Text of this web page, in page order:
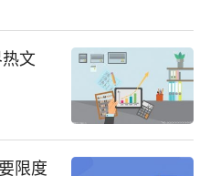
文
限度